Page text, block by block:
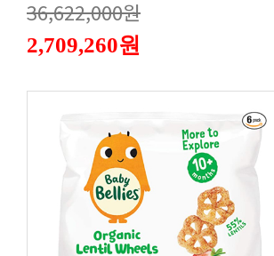
36,622,000원
2,709,260원